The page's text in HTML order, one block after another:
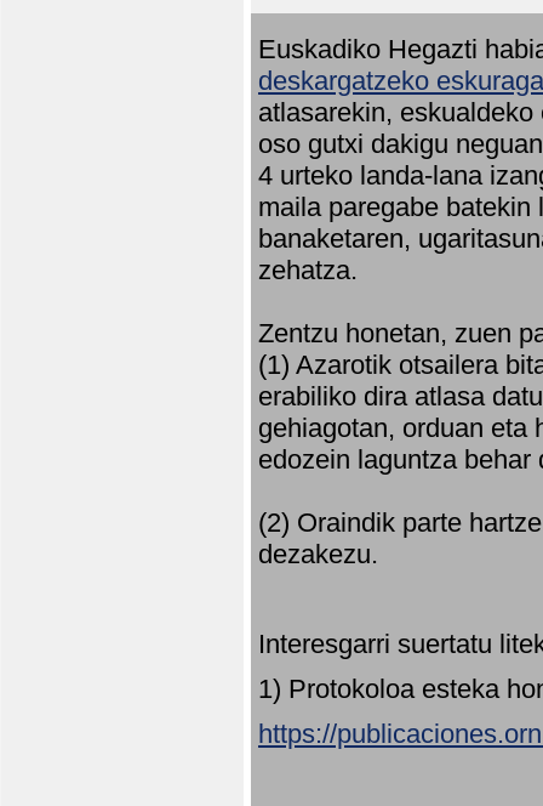
Euskadiko Hegazti
deskargatzeko
atlasarekin,
oso gutxi dakigu
4 urteko landa-lana
maila paregabe
banaketaren,
zehatza.
Zentzu honetan, zuen
(1) Azarotik otsailera
erabiliko dira atlasa
gehiagotan, orduan eta
edozein laguntza behar
(2) Oraindik parte
dezakezu.
Interesgarri suertatu
1) Protokoloa esteka
https://